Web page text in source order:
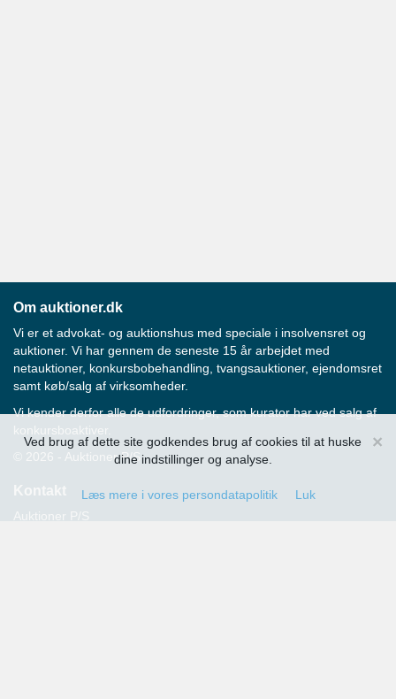
×
Ved brug af dette site godkendes brug af cookies til at huske
dine indstillinger og analyse.
Læs mere i vores persondatapolitik Luk
Om auktioner.dk
Vi er et advokat- og auktionshus med speciale i insolvensret og
auktioner. Vi har gennem de seneste 15 år arbejdet med
netauktioner, konkursbobehandling, tvangsauktioner, ejendomsret
samt køb/salg af virksomheder.
Vi kender derfor alle de udfordringer, som kurator har ved salg af
konkursboaktiver.
© 2026 - Auktioner P/S
Kontakt
Auktioner P/S